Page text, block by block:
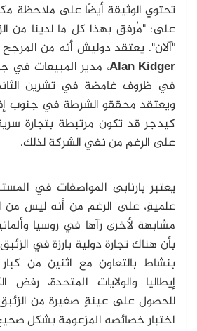
تحتوي الوثيقة أيضًا على ملاحظة
على: "مُرفق بهذا كل ما لدينا من
"آلان". يعتقد دوليش أنه من
Alan Kidger، مدير المبيعات في
ويعتقد محققو الشرطة في جنوب
كيدجر قد تكون مرتبطة بتجارة
على الرغم من نفي الشركة لذلك.
يعتبر بارنابى المواصفات في
علميةٍ، على الرغم من أنه ليس
مشابهة لأخرى رآها في روسيا
بأن هناك تجارة دولية بارزة في
بنشاط بالتعاون مع اثنين من كبار
إيطاليا والولايات المتحدة،
للحصول على عينةٍ صغيرة من
اختبار خصائصه المزعومة بشكل